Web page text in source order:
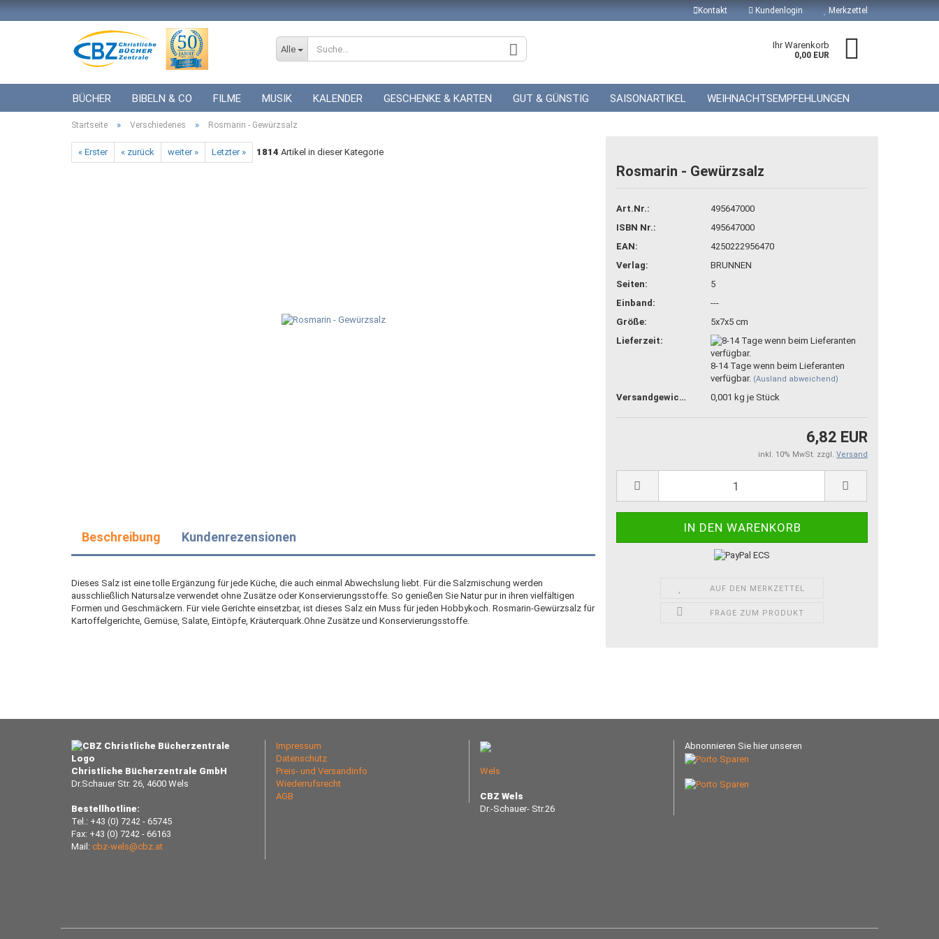
Kontakt Kundenlogin
Konto erstellen
Passwort vergessen?
Merkzettel
Alle Ihr Warenkorb
0,00 EUR
BÜCHER BIBELN & CO FILME MUSIK KALENDER GESCHENKE & KARTEN GUT & GÜNSTIG SAISONARTIKEL WEIHNACHTSEMPFEHLUNGEN
ICF BÜCHER VERSCHIEDENES GESCHENKE ZUR HOCHZEIT
Startseite » Verschiedenes » Rosmarin - Gewürzsalz
« Erster « zurück weiter » Letzter » 1814 Artikel in dieser Kategorie
Rosmarin - Gewürzsalz
Art.Nr.:
495647000
ISBN Nr.:
495647000
EAN:
4250222956470
Verlag:
BRUNNEN
Seiten:
5
Einband:
---
Größe:
5x7x5 cm
Lieferzeit:
8-14 Tage wenn beim Lieferanten
verfügbar. (Ausland abweichend)
Versandgewicht: 0,001 kg je Stück
6,82 EUR
inkl. 10% MwSt. zzgl. Versand
AUF DEN MERKZETTEL
FRAGE ZUM PRODUKT
Beschreibung Kundenrezensionen
Dieses Salz ist eine tolle Ergänzung für jede Küche, die auch einmal Abwechslung liebt. Für die Salzmischung werden
ausschließlich Natursalze verwendet ohne Zusätze oder Konservierungsstoffe. So genießen Sie Natur pur in ihren vielfältigen
Formen und Geschmäckern. Für viele Gerichte einsetzbar, ist dieses Salz ein Muss für jeden Hobbykoch. Rosmarin-Gewürzsalz für
Kartoffelgerichte, Gemüse, Salate, Eintöpfe, Kräuterquark.Ohne Zusätze und Konservierungsstoffe.
Christliche Bücherzentrale GmbH
Dr.Schauer Str. 26, 4600 Wels
Bestellhotline:
Tel.: +43 (0) 7242 - 65745
Fax: +43 (0) 7242 - 66163
Mail: cbz-wels@cbz.at
Impressum
Datenschutz
Preis- und Versandinfo
Wiederrufsrecht
AGB
Wels
CBZ Wels
Dr.-Schauer- Str.26
Abnonnieren Sie hier unseren